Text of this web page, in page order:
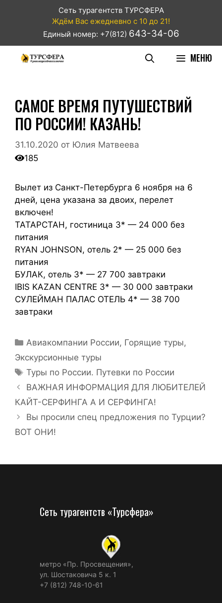
Сеть турагентств ТУРСФЕРА
Ждём Вас ежедневно с 10 до 21!
Единый номер: +7(812) 643-34-06
МЕНЮ
САМОЕ ВРЕМЯ ПУТУШЕСТВИЙ
ПО РОССИИ! КАЗАНЬ!
31.10.2020 от Юлия Матвеева
185
Вылет из Санкт-Петербурга 6 ноября на 6
дней, цена указана за двоих, перелет
включен!
ТАТАРСТАН, гостиница 3* — 24 000 без
питания
RYAN JOHNSON, отель 2* — 25 000 без
питания
БУЛАК, отель 3* — 27 700 завтраки
IBIS KAZAN CENTRE 3* — 30 000 завтраки
СУЛЕЙМАН ПАЛАС ОТЕЛЬ 4* — 38 700
завтраки
Авиакомпании России, Горящие туры,
Экскурсионные туры
Туры по России. Путевки по России
ВАЖНАЯ ИНФОРМАЦИЯ ДЛЯ ЛЮБИТЕЛЕЙ
КАЙТ-СЕРФИНГА А И СЕРФИНГА!
Вы просили спец предложения по Турции?
ВОТ ОНИ!
Сеть турагентств «Турсфера»
метро «Пр. Просвещения»,
ул. Шостаковича 5 к. 1
+7 (812) 748-10-61